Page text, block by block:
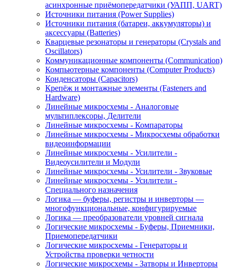
асинхронные приёмопередатчики (УАПП, UART)
Источники питания (Power Supplies)
Источники питания (батареи, аккумуляторы) и
аксессуары (Batteries)
Кварцевые резонаторы и генераторы (Crystals and
Oscillators)
Коммуникационные компоненты (Communication)
Компьютерные компоненты (Computer Products)
Конденсаторы (Capacitors)
Крепёж и монтажные элементы (Fasteners and
Hardware)
Линейные микросхемы - Аналоговые
мультиплексоры, Делители
Линейные микросхемы - Компараторы
Линейные микросхемы - Микросхемы обработки
видеоинформации
Линейные микросхемы - Усилители -
Видеоусилители и Модули
Линейные микросхемы - Усилители - Звуковые
Линейные микросхемы - Усилители -
Специального назначения
Логика — буферы, регистры и инверторы —
многофункциональные, конфигурируемые
Логика — преобразователи уровней сигнала
Логические микросхемы - Буферы, Приемники,
Приемопередатчики
Логические микросхемы - Генераторы и
Устройства проверки четности
Логические микросхемы - Затворы и Инверторы